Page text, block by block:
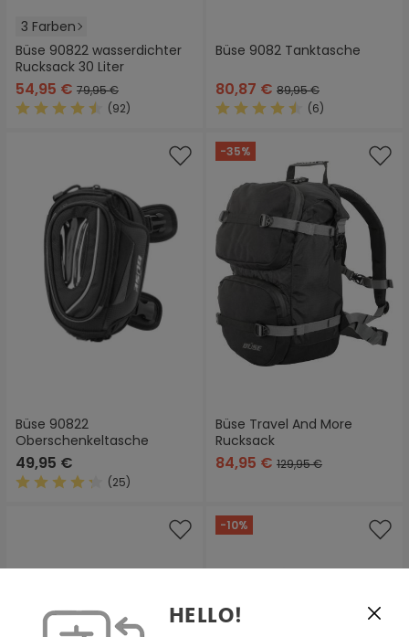
3 Farben
Büse 90822 wasserdichter
Rucksack 30 Liter
54,95 € 79,95 €
(92)
Büse 9082 Tanktasche
80,87 € 89,95 €
(6)
Büse 90822
Oberschenkeltasche
49,95 €
(25)
-35%
Büse Travel And More
Rucksack
84,95 € 129,95 €
-10%
HELLO!